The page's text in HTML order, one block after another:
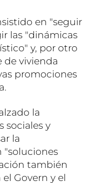
en "seguir
las "dinámicas
y, por otro
de vivienda
promociones
la
sociales y
la
"soluciones
también
Govern y el